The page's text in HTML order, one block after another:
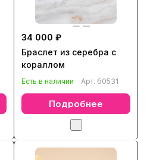
34 000 ₽
Браслет из серебра с
кораллом
Есть в наличии Арт. б0531
Подробнее